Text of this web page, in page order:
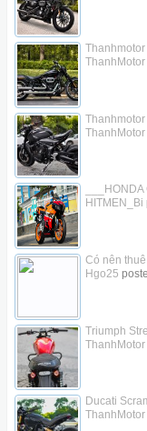
ThanhMotor
ThanhMotor
HITMEN_Bi
Có nên
Hgo25
Triumph
ThanhMotor
Ducati
ThanhMotor